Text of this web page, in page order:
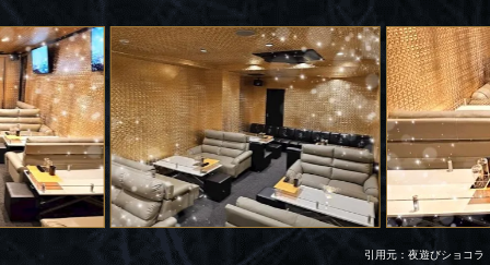
引用元：夜遊びショコラ